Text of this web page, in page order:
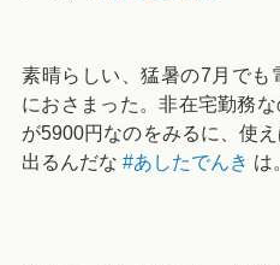
素晴らしい、猛暑の7月でも
におさまった。非在宅勤務
が5900円なのをみるに、使
出るんだな #あしたでんき は